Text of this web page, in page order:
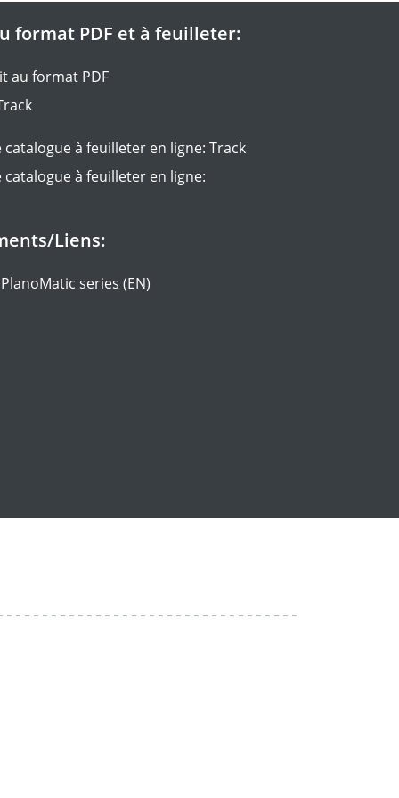
format PDF et à feuilleter:
au format PDF
à feuilleter en ligne: Track
à feuilleter en ligne:
Liens:
series (EN)